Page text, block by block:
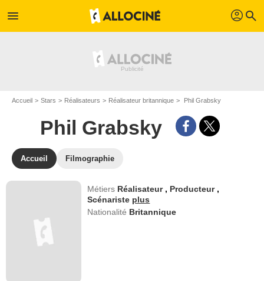
menu profil search
Accueil Stars Réalisateurs Réalisateur britannique Phil Grabsky
Phil Grabsky
Accueil Filmographie
Métiers Réalisateur , Producteur ,
Scénariste plus
Nationalité Britannique